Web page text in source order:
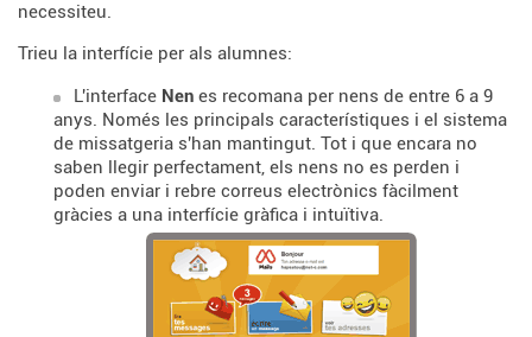
necessiteu.
Trieu la interfície per als alumnes:
L'interface Nen es recomana per nens de entre 6 a 9
anys. Només les principals característiques i el sistema
de missatgeria s'han mantingut. Tot i que encara no
saben llegir perfectament, els nens no es perden i
poden enviar i rebre correus electrònics fàcilment
gràcies a una interfície gràfica i intuïtiva.